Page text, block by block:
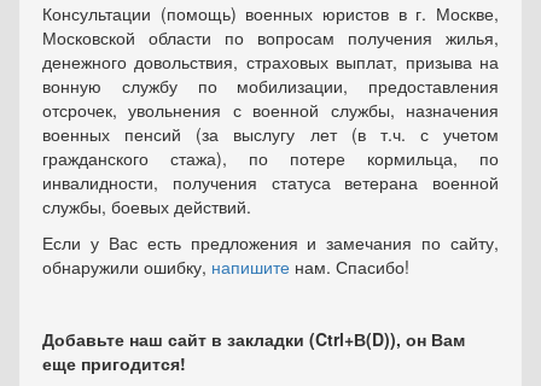
Консультации (помощь) военных юристов в г. Москве,
Московской области по вопросам получения жилья,
денежного довольствия, страховых выплат, призыва на
вонную службу по мобилизации, предоставления
отсрочек, увольнения с военной службы, назначения
военных пенсий (за выслугу лет (в т.ч. с учетом
гражданского стажа), по потере кормильца, по
инвалидности, получения статуса ветерана военной
службы, боевых действий.
Если у Вас есть предложения и замечания по сайту,
обнаружили ошибку, напишите нам. Спасибо!
Добавьте наш сайт в закладки (Ctrl+В(D)), он Вам
еще пригодится!